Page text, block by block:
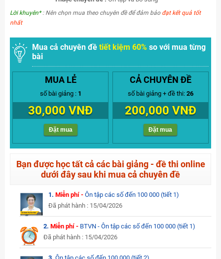
Lời khuyên*: Nên chọn mua theo chuyên đề để đảm bảo đạt kết quả tốt
nhất
Mua cả chuyên đề tiết kiệm 60% so với mua từng
bài
MUA LẺ
số bài giảng : 1
30,000 VNĐ
Đặt mua
CẢ CHUYÊN ĐỀ
số bài giảng + đề thi: 26
200,000 VNĐ
Đặt mua
Bạn được học tất cả các bài giảng - đề thi online
dưới đây sau khi mua cả chuyên đề
1. Miễn phí - Ôn tập các số đến 100 000 (tiết 1)
Đã phát hành : 15/04/2026
2.Miễn phí - BTVN - Ôn tập các số đến 100 000 (tiết 1)
Đã phát hành : 15/04/2026